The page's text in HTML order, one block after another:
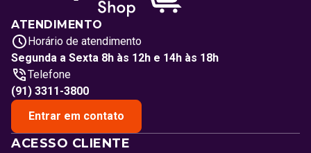
ATENDIMENTO
Horário de atendimento
Segunda a Sexta 8h às 12h e 14h às 18h
Telefone
(91) 3311-3800
Entrar em contato
ACESSO CLIENTE